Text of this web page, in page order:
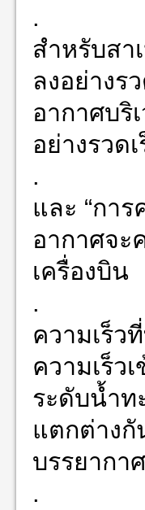
.
สำหรับสา
ลงอย่างร
อากาศบริ
อย่างรวด
.
และ “กา
อากาศจะ
เครื่องบิน
.
ความเร็ว
ความเร็ว
ระดับน้ำท
แตกต่าง
บรรยากาศ
.